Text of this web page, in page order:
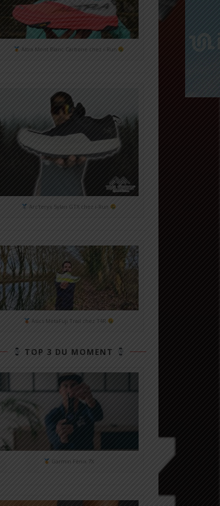
Altra Mont Blanc Carbone chez i-Run
Arc'teryx Sylan GTX chez i-Run
Asics MetaFuji Trail chez T4R
TOP 3 DU MOMENT
Garmin Fénix 7X